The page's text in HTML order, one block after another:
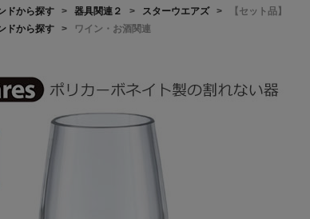
ドから探す > 器具関連２ > スターウエアズ >
【セット品】
ドから探す > ワイン・お酒関連